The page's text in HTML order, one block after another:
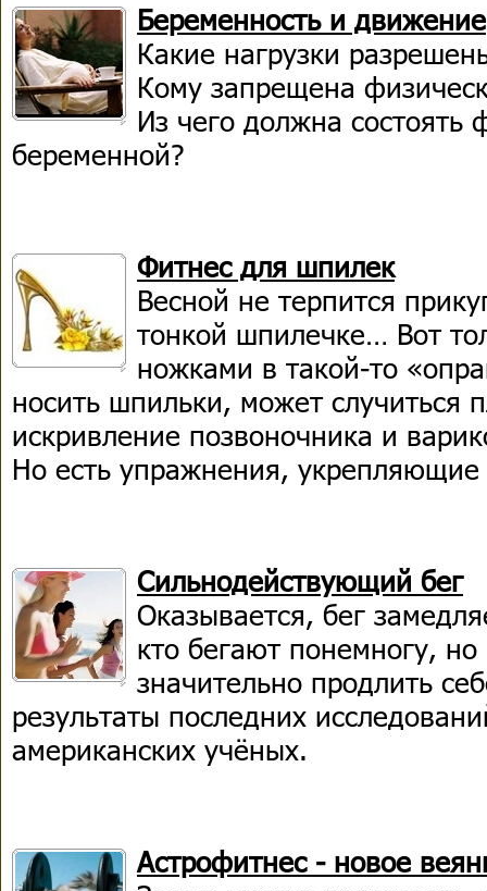
Беременность и движение
Какие нагрузки
Кому запрещена
Из чего должна состоять
беременной?
Фитнес для шпилек
Весной не терпится
тонкой шпилечке… Вот
ножками в такой-то
носить шпильки, может случиться
искривление позвоночника и
Но есть упражнения,
Сильнодействующий бег
Оказывается, бег
кто бегают понемногу, но
значительно продлить
результаты последних
американских учёных.
Астрофитнес - новое